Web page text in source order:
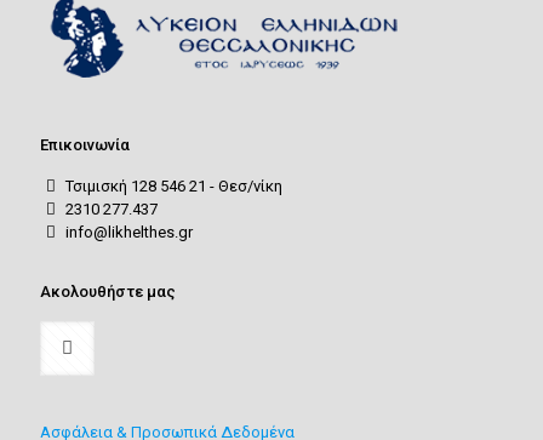
Επικοινωνία
Τσιμισκή 128 546 21 - Θεσ/νίκη
2310 277.437
info@likhelthes.gr
Ακολουθήστε μας
Ασφάλεια & Προσωπικά Δεδομένα